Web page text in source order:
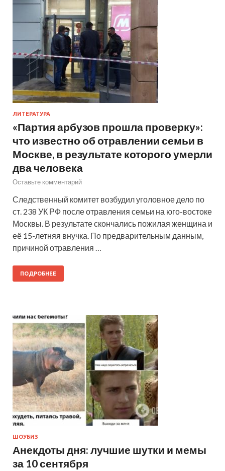
ЛИТЕРАТУРА
«Партия арбузов прошла проверку»:
что известно об отравлении семьи в
Москве, в результате которого умерли
два человека
Оставьте комментарий
Следственный комитет возбудил уголовное дело по
ст. 238 УК РФ после отравления семьи на юго-востоке
Москвы. В результате скончались пожилая женщина и
её 15-летняя внучка. По предварительным данным,
причиной отравления …
ПОДРОБНЕЕ
ШОУБИЗ
Анекдоты дня: лучшие шутки и мемы
за 10 сентября